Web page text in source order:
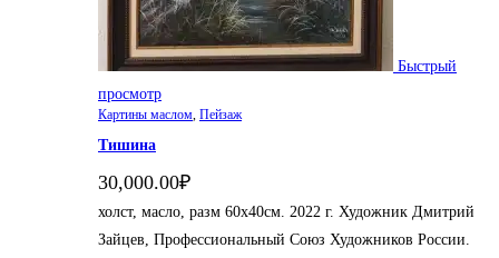
Быстрый
просмотр
Картины маслом, Пейзаж
Тишина
30,000.00₽
холст, масло, разм 60х40см. 2022 г. Художник Дмитрий
Зайцев, Профессиональный Союз Художников России.